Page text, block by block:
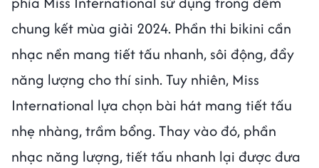
chung kết mùa giải 2024. Phần thi bikini cần
nhạc nền mang tiết tấu nhanh, sôi động, đẩy
năng lượng cho thí sinh. Tuy nhiên, Miss
International lựa chọn bài hát mang tiết tấu
nhẹ nhàng, trầm bổng. Thay vào đó, phần
nhạc năng lượng, tiết tấu nhanh lại được đưa